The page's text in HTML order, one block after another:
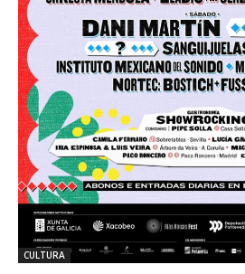
CULTURA